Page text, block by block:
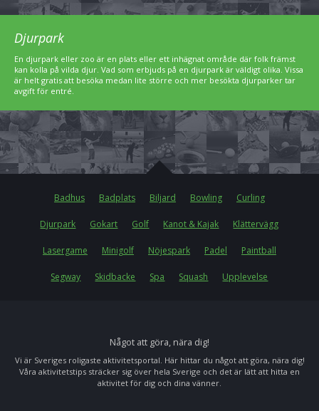
Djurpark
En djurpark eller zoo är en plats eller ett inhägnat område där folk främst
kan kolla på vilda djur. Vad som erbjuds på en djurpark är väldigt olika. Vissa
är helt gratis att besöka medan lite större och mer besökta djurparker tar
avgift för entré.
Badhus Badplats Biljard Bowling Curling
Djurpark Gokart Golf Kanot & Kajak Klättervägg
Lasergame Minigolf Nöjespark Padel Paintball
Segway Skidbacke Spa Squash Upplevelse
Något att göra, nära dig!
Vi är Sveriges roligaste aktivitetsportal. Här hittar du något att göra, nära dig!
Våra aktivitetstips sträcker sig över hela Sverige och det är lätt att hitta en
aktivitet för dig och dina vänner.